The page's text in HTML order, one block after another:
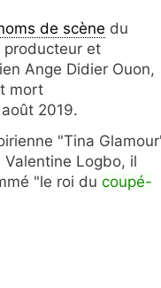
de scène du
producteur et
Ange Didier Ouon,
mort
2019.
"Tina
Valentine Logbo, il
"le roi du coupé-